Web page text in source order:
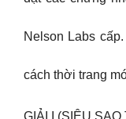
Nelson Labs
cách thời trang
GIẢI I (SIÊU SAO